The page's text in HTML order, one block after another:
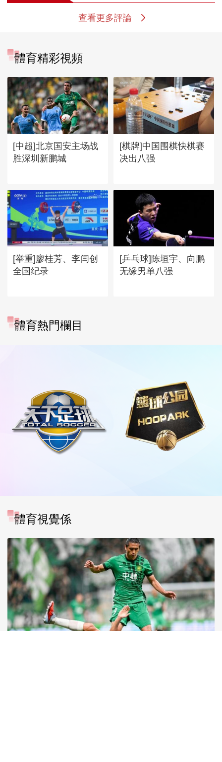
查看更多評論
體育精彩視頻
[中超]北京国安主场战
胜深圳新鹏城
[棋牌]中国围棋快棋赛
决出八强
[举重]廖桂芳、李闫创
全国纪录
[乒乓球]陈垣宇、向鹏
无缘男单八强
體育熱門欄目
體育視覺係